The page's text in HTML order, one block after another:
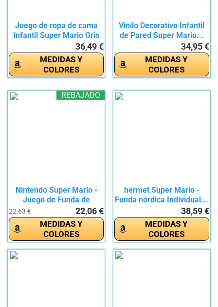
Juego de ropa de cama
infantil Super Mario Gris
36,49 €
MEDIDAS Y
COLORES
Vinilo Decorativo Infantil
de Pared Super Mario...
34,95 €
MEDIDAS Y
COLORES
REBAJADO
Nintendo Super Mario -
Juego de Funda de
22,63 € 22,06 €
MEDIDAS Y
COLORES
hermet Super Mario -
Funda nórdica Individual...
38,59 €
MEDIDAS Y
COLORES